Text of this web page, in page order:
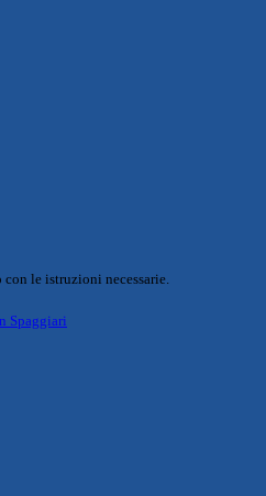
le istruzioni necessarie.
Spaggiari